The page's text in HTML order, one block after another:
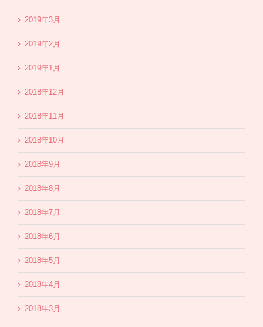
2019年3月
2019年2月
2019年1月
2018年12月
2018年11月
2018年10月
2018年9月
2018年8月
2018年7月
2018年6月
2018年5月
2018年4月
2018年3月